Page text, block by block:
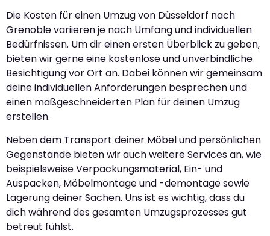
Die Kosten für einen Umzug von Düsseldorf nach
Grenoble variieren je nach Umfang und individuellen
Bedürfnissen. Um dir einen ersten Überblick zu geben,
bieten wir gerne eine kostenlose und unverbindliche
Besichtigung vor Ort an. Dabei können wir gemeinsam
deine individuellen Anforderungen besprechen und
einen maßgeschneiderten Plan für deinen Umzug
erstellen.
Neben dem Transport deiner Möbel und persönlichen
Gegenstände bieten wir auch weitere Services an, wie
beispielsweise Verpackungsmaterial, Ein- und
Auspacken, Möbelmontage und -demontage sowie
Lagerung deiner Sachen. Uns ist es wichtig, dass du
dich während des gesamten Umzugsprozesses gut
betreut fühlst.